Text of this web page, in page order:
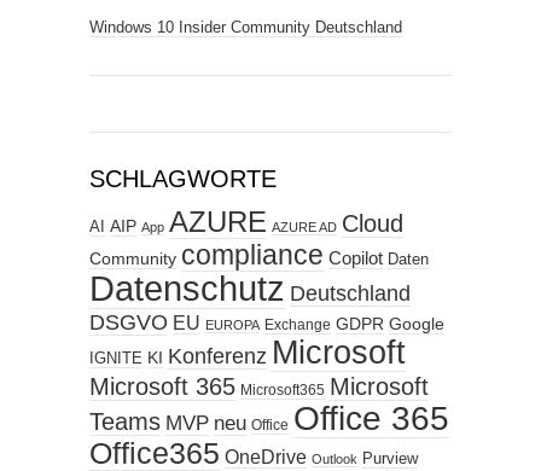
Windows 10 Insider Community Deutschland
SCHLAGWORTE
AI AIP App AZURE AZURE AD Cloud
Community compliance Copilot Daten
Datenschutz Deutschland
DSGVO EU EUROPA Exchange GDPR Google
IGNITE KI Konferenz Microsoft
Microsoft 365 Microsoft365 Microsoft
Teams MVP neu Office Office 365
Office365 OneDrive Outlook Purview